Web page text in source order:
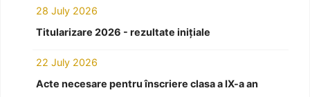
28 July 2026
Titularizare 2026 - rezultate inițiale
22 July 2026
Acte necesare pentru înscriere clasa a IX-a an